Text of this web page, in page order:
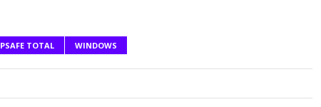
PSAFE TOTAL WINDOWS